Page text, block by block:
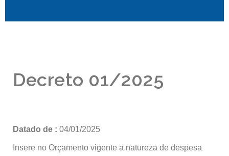
Decreto 01/2025
Datado de : 04/01/2025
Insere no Orçamento vigente a natureza de despesa